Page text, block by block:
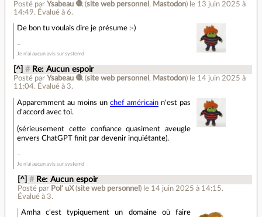
Posté parYsabeau 🧶 (site web personnel , Mastodon) le 13 juin 2025 à
14:49. Évalué à6.
De bon tu voulais dire je présume :-)
Je n’ai aucun avis sur systemd
[^] # Re: Aucun espoir
Posté par Ysabeau 🧶 (site web personnel , Mastodon) le 14 juin 2025 à
11:04. Évalué à 3.
Apparemment au moins unchef américain n'est pas
d'accord avec toi.
(sérieusement cette confiance quasiment aveugle
envers ChatGPT finit par devenir inquiétante).
Je n’ai aucun avis sur systemd
[^] # Re: Aucun espoir
Posté par Pol' uX(site web personnel ) le 14 juin 2025 à 14:15.
Évalué à 3.
Amha c'est typiquement un domaine où faire